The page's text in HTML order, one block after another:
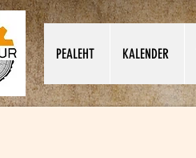
PEALEHT KALENDER